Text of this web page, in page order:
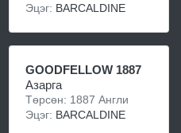
Эцэг: BARCALDINE
GOODFELLOW 1887
Азарга
Төрсөн: 1887 Англи
Эцэг: BARCALDINE